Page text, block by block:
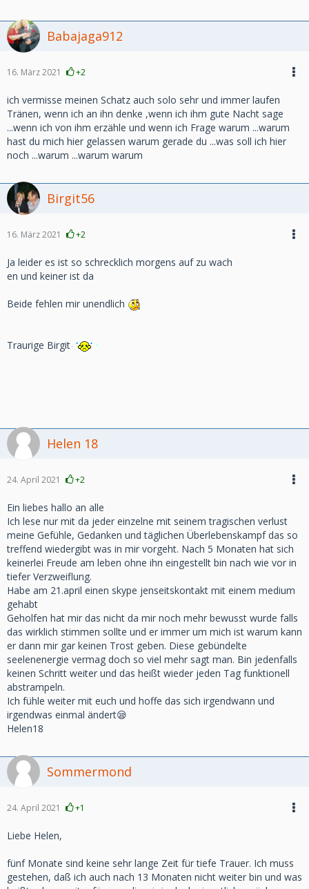
Babajaga912
16. März 2021 +2
ich vermisse meinen Schatz auch solo sehr und immer laufen
Tränen, wenn ich an ihn denke ,wenn ich ihm gute Nacht sage
...wenn ich von ihm erzähle und wenn ich Frage warum ...warum
hast du mich hier gelassen warum gerade du ...was soll ich hier
noch ...warum ...warum warum
Birgit56
16. März 2021 +2
Ja leider es ist so schrecklich morgens auf zu wach
en und keiner ist da
Beide fehlen mir unendlich
Traurige Birgit
Helen 18
24. April 2021 +2
Ein liebes hallo an alle
Ich lese nur mit da jeder einzelne mit seinem tragischen verlust
meine Gefühle, Gedanken und täglichen Überlebenskampf das so
treffend wiedergibt was in mir vorgeht. Nach 5 Monaten hat sich
keinerlei Freude am leben ohne ihn eingestellt bin nach wie vor in
tiefer Verzweiflung.
Habe am 21.april einen skype jenseitskontakt mit einem medium
gehabt
Geholfen hat mir das nicht da mir noch mehr bewusst wurde falls
das wirklich stimmen sollte und er immer um mich ist warum kann
er dann mir gar keinen Trost geben. Diese gebündelte
seelenenergie vermag doch so viel mehr sagt man. Bin jedenfalls
keinen Schritt weiter und das heißt wieder jeden Tag funktionell
abstrampeln.
Ich fühle weiter mit euch und hoffe das sich irgendwann und
irgendwas einmal ändert😪
Helen18
Sommermond
24. April 2021 +1
Liebe Helen,
fünf Monate sind keine sehr lange Zeit für tiefe Trauer. Ich muss
gestehen, daß ich auch nach 13 Monaten nicht weiter bin und was